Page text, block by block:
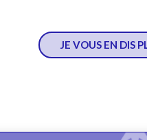
JE VOUS EN DIS